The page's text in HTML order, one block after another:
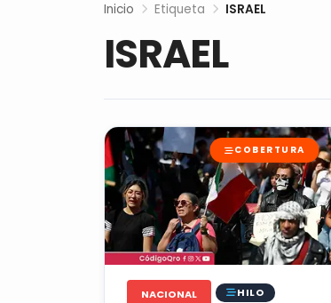
Inicio Etiqueta ISRAEL
ISRAEL
COBERTURA
NACIONAL HILO